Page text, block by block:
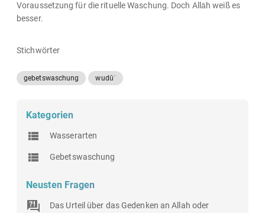
Voraussetzung für die rituelle Waschung. Doch Allāh weiß es
besser.
Stichwörter
gebetswaschung wudūʾ
Kategorien
Wasserarten
Gebetswaschung
Neusten Fragen
Das Urteil über das Gedenken an Allah oder